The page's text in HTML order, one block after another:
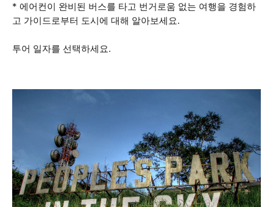
* 에어컨이 완비된 버스를 타고 번거로움 없는 여행을 경험하
고 가이드로부터 도시에 대해 알아보세요.
투어 일자를 선택하세요.